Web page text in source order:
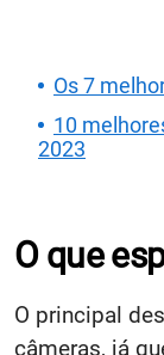
Os 7
10
2023
O que
O principal
câmeras, já